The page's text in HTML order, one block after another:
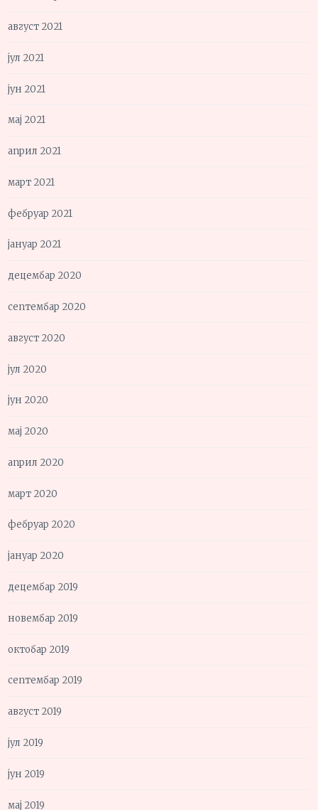
август 2021
јул 2021
јун 2021
мај 2021
април 2021
март 2021
фебруар 2021
јануар 2021
децембар 2020
септембар 2020
август 2020
јул 2020
јун 2020
мај 2020
април 2020
март 2020
фебруар 2020
јануар 2020
децембар 2019
новембар 2019
октобар 2019
септембар 2019
август 2019
јул 2019
јун 2019
мај 2019